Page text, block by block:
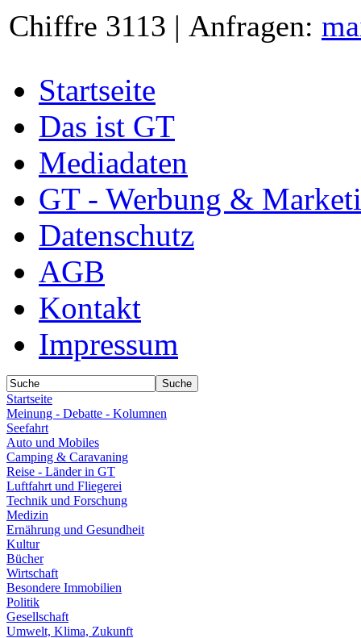
Chiffre 3113 | Anfragen:
Startseite
Das ist GT
Mediadaten
GT - Werbung &
Datenschutz
AGB
Kontakt
Impressum
Startseite
Meinung - Debatte - Kolumnen
Seefahrt
Auto und Mobiles
Camping & Caravaning
Reise - Länder in GT
Luftfahrt und Fliegerei
Technik und Forschung
Medizin
Ernährung und Gesundheit
Kultur
Bücher
Wirtschaft
Besondere Immobilien
Politik
Gesellschaft
Umwelt, Klima, Zukunft